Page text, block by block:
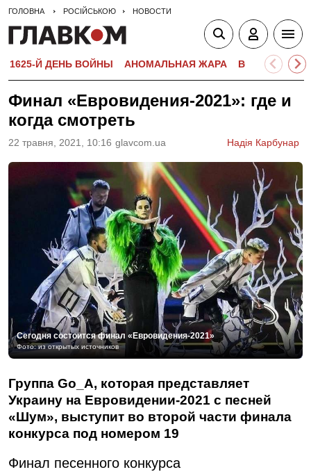
ГОЛОВНА РОСІЙСЬКОЮ НОВОСТИ
1625-Й ДЕНЬ ВОЙНЫ АНОМАЛЬНАЯ ЖАРА
Финал «Евровидения-2021»: где и
когда смотреть
22 травня, 2021, 10:16 glavcom.ua Надія Карбунар
Сегодня состоится финал «Евровидения-2021»
Фото: из открытых источников
Группа Go_A, которая представляет
Украину на Евровидении-2021 с песней
«Шум», выступит во второй части финала
конкурса под номером 19
Финал песенного конкурса